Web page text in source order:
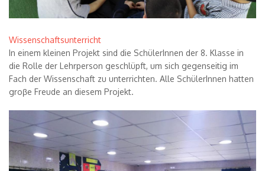
Wissenschaftsunterricht
In einem kleinen Projekt sind die SchülerInnen der 8. Klasse in
die Rolle der Lehrperson geschlüpft, um sich gegenseitig im
Fach der Wissenschaft zu unterrichten. Alle SchülerInnen hatten
groβe Freude an diesem Projekt.